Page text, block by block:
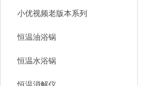
小优视频老版本系列
恒温油浴锅
恒温水浴锅